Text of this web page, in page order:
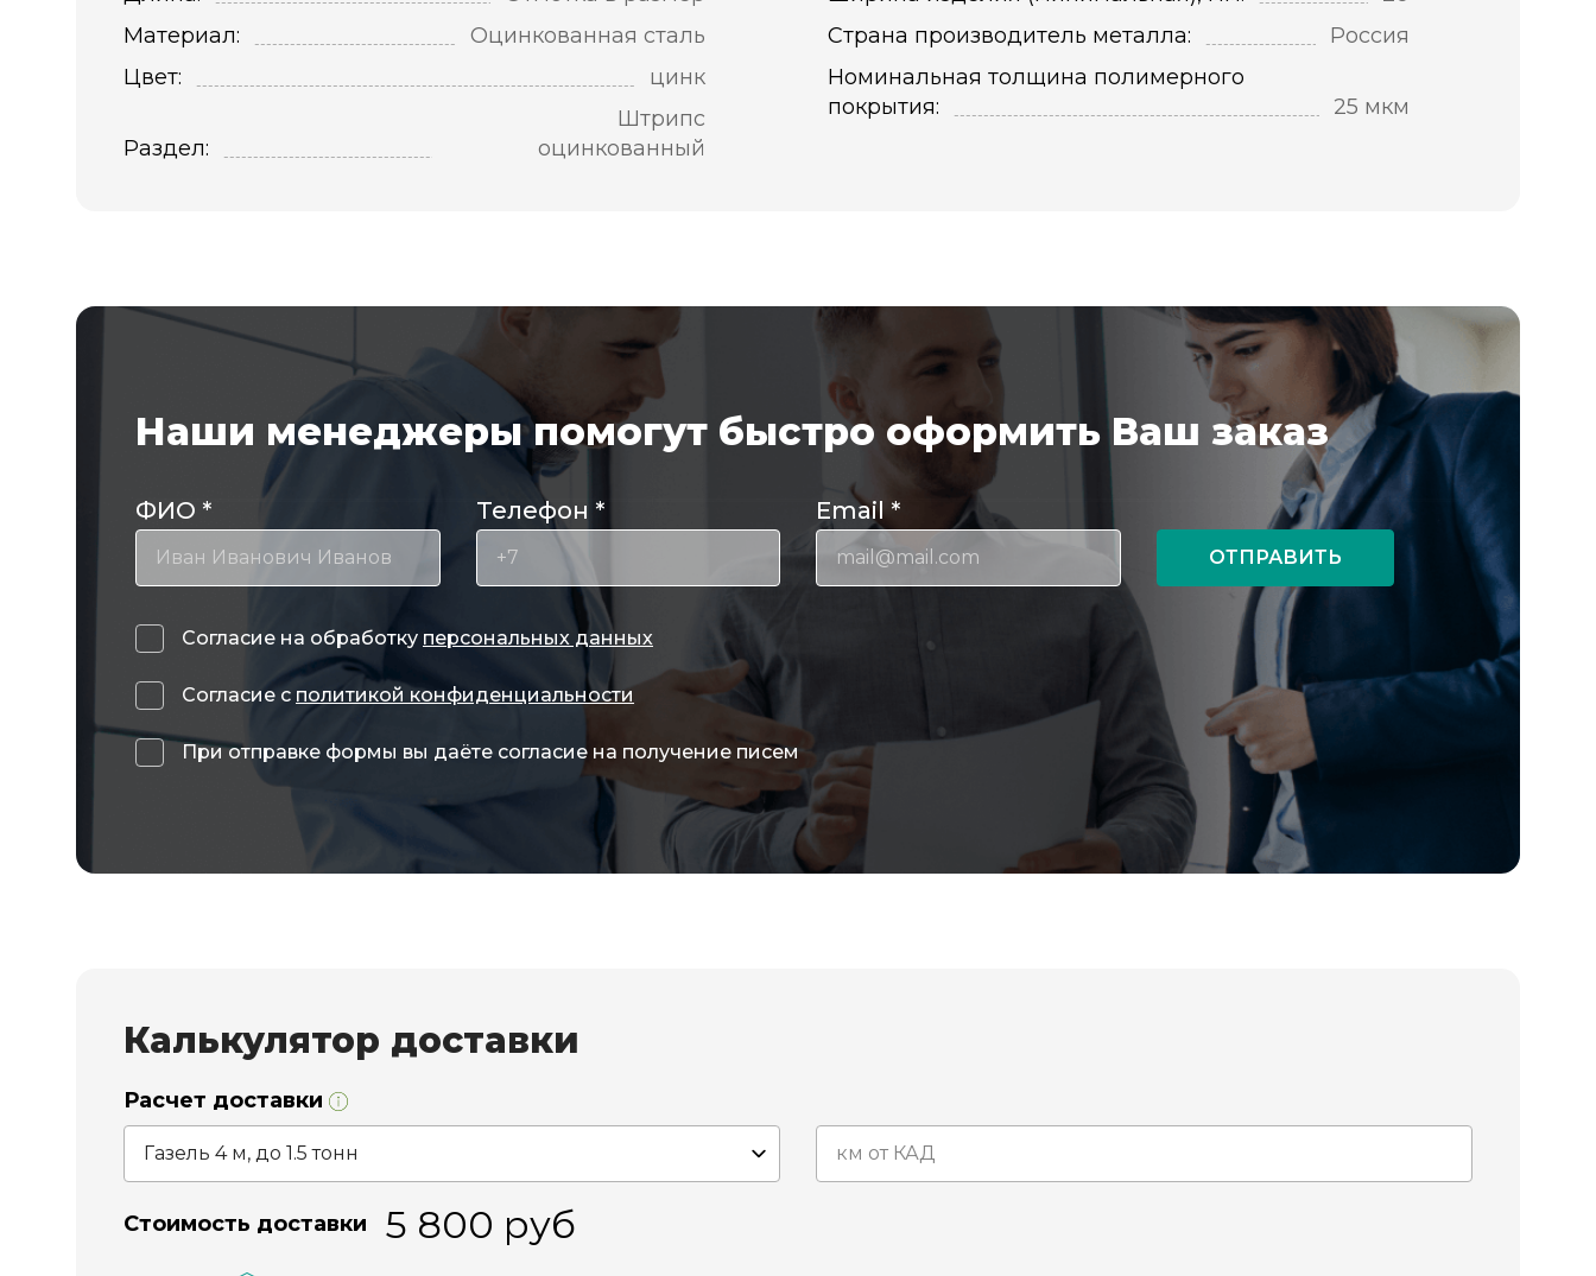
Материал:
Оцинкованная сталь
Цвет:
цинк
Раздел:
Штрипс
оцинкованный
Страна производитель металла:
Россия
Номинальная толщина полимерного
покрытия:
25 мкм
Наши менеджеры помогут быстро оформить Ваш заказ
ФИО * Телефон * Email *
ОТПРАВИТЬ
Согласие на обработку персональных данных
Согласие с политикой конфиденциальности
При отправке формы вы даёте согласие на получение писем
Калькулятор доставки
Расчет доставки
Стоимость доставки 5 800 руб